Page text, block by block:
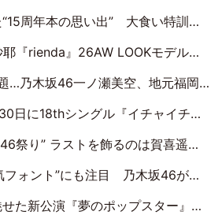
” 大食い特訓・守護霊企画・制服グラビア…盛りだくさんの裏話
rienda』26AW LOOKモデルに就任
瀬美空、地元福岡『めんべい25周年トップサポーター』に就任
ャイチャ虫』の発売決定！ フォーメーションは『日向坂で会いましょう』にて発表
は賀喜遥香…5年ぶりの登場に「5年分大人になった私を見ていただけたら」
も注目 乃木坂46が挑んだ書道パフォーマンスの舞台裏
『夢のポップスター』 初日から全身全霊のステージ